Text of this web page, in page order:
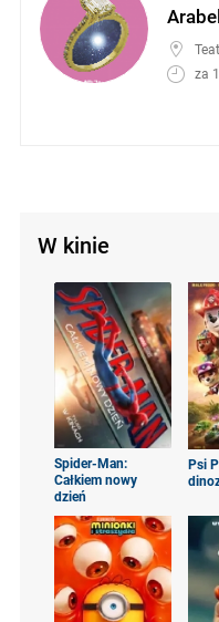
za
W kinie
Spider-Man:
Całkiem nowy
dzień
Psi